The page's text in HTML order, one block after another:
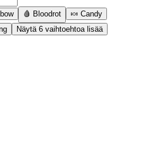
🩸 Bloodrot
🍬 Candy
Näytä 6 vaihtoehtoa lisää